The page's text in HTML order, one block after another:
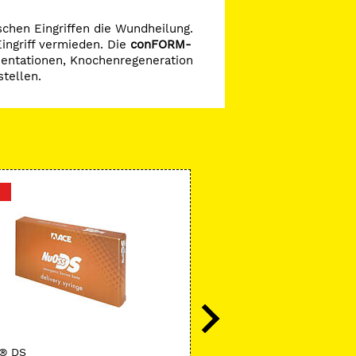
Eingriffen die Wundheilung.
vermieden. Die conFORM-
Knochenregeneration
DS